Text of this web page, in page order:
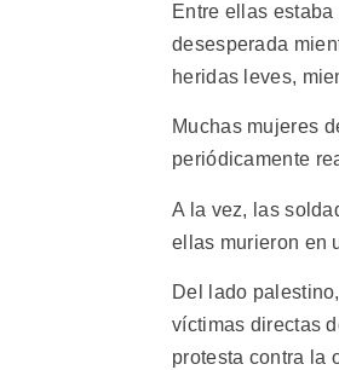
Entre ellas
desesperada
heridas leves,
Muchas mujeres
periódicamente
A la vez, las
ellas murieron en
Del lado
víctimas directas
protesta contra la